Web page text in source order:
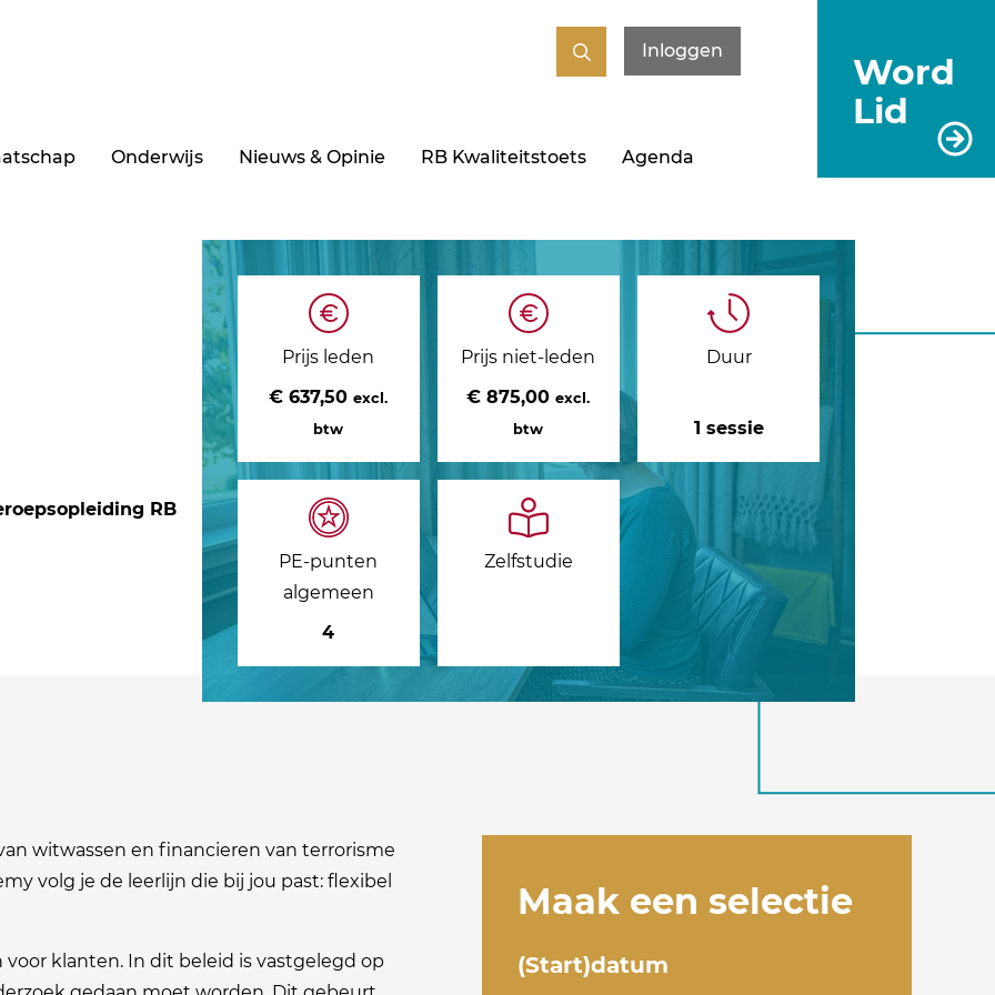
Word
Lid
Inloggen
Onderwijs Nieuws & Opinie RB Kwaliteitstoets Agenda
RB
Prijs leden
€ 637,50excl.
btw
Prijs niet-leden
€ 875,00excl.
btw
Duur
1 sessie
PE-punten
algemeen
4
Zelfstudie
witwassen en financieren van terrorisme
volg je de leerlijn die bij jou past: flexibel
klanten. In dit beleid is vastgelegd op
Maak een selectie
(Start)datum